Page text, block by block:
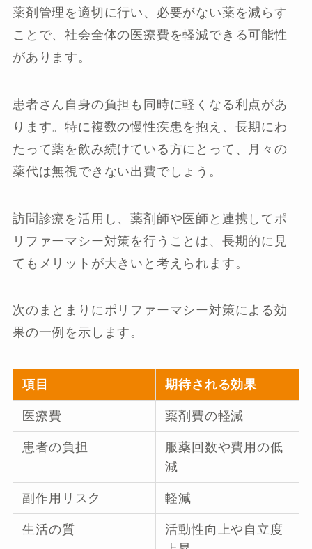
薬剤管理を適切に行い、必要がない薬を減らす
ことで、社会全体の医療費を軽減できる可能性
があります。
患者さん自身の負担も同時に軽くなる利点があ
ります。特に複数の慢性疾患を抱え、長期にわ
たって薬を飲み続けている方にとって、月々の
薬代は無視できない出費でしょう。
訪問診療を活用し、薬剤師や医師と連携してポ
リファーマシー対策を行うことは、長期的に見
てもメリットが大きいと考えられます。
次のまとまりにポリファーマシー対策による効
果の一例を示します。
項目 期待される効果
医療費 薬剤費の軽減
患者の負担
服薬回数や費用の低
減
副作用リスク 軽減
生活の質
活動性向上や自立度